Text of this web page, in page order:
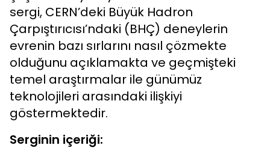
sergi, CERN’deki Büyük Hadron
Çarpıştırıcısı’ndaki (BHÇ) deneylerin
evrenin bazı sırlarını nasıl çözmekte
olduğunu açıklamakta ve geçmişteki
temel araştırmalar ile günümüz
teknolojileri arasındaki ilişkiyi
göstermektedir.
Serginin içeriği: